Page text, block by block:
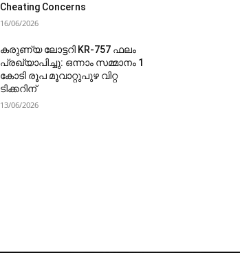
Cheating Concerns
16/06/2026
കരുണ്യ ലോട്ടറി KR-757 ഫലം
പ്രഖ്യാപിച്ചു: ഒന്നാം സമ്മാനം 1
കോടി രൂപ മൂവാറ്റുപുഴ വിറ്റ
ടിക്കറിന്
13/06/2026